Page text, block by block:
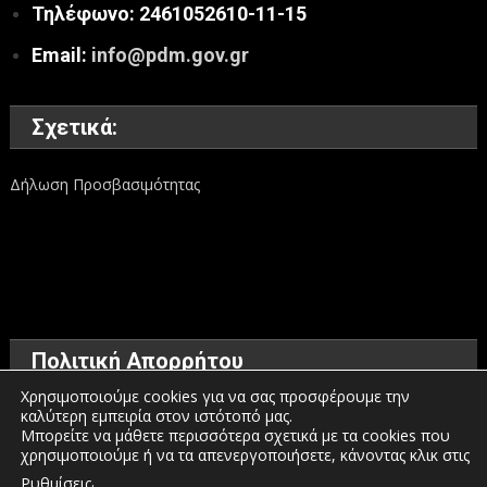
Τηλέφωνο: 2461052610-11-15
Email: info@pdm.gov.gr
Σχετικά:
Δήλωση Προσβασιμότητας
Πολιτική Απορρήτου
Όροι χρήσης
Πολιτική προστασίας προσωπικών δεδομένων
Χρησιμοποιούμε cookies για να σας προσφέρουμε την
καλύτερη εμπειρία στον ιστότοπό μας.
Μπορείτε να μάθετε περισσότερα σχετικά με τα cookies που
χρησιμοποιούμε ή να τα απενεργοποιήσετε, κάνοντας κλικ στις
Ρυθμίσεις.